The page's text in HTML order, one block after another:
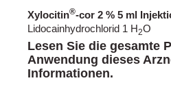
Xylocitin®-cor 2 % 5 ml
Lidocainhydrochlorid 1 H2O
Lesen Sie die gesamte
Anwendung dieses
Informationen.